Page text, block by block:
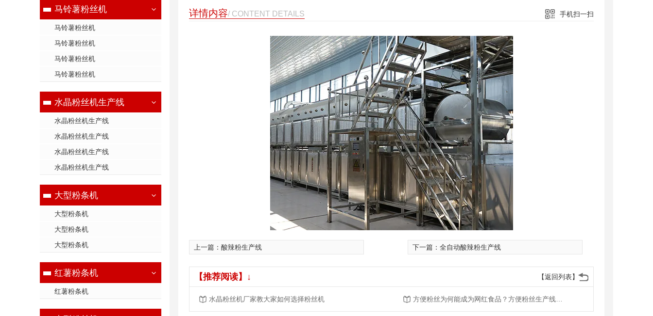
马铃薯粉丝机
马铃薯粉丝机
马铃薯粉丝机
马铃薯粉丝机
马铃薯粉丝机
水晶粉丝机生产线
水晶粉丝机生产线
水晶粉丝机生产线
水晶粉丝机生产线
水晶粉丝机生产线
大型粉条机
大型粉条机
大型粉条机
大型粉条机
红薯粉条机
红薯粉条机
详情内容/ CONTENT DETAILS 手机扫一扫
上一篇： 酸辣粉生产线 下一篇： 全自动酸辣粉生产线
【返回列表】
【推荐阅读】↓
水晶粉丝机厂家教大家如何选择粉丝机